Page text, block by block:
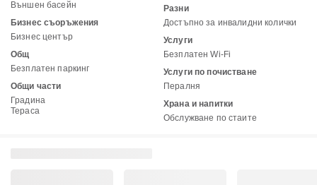
Външен басейн
Бизнес съоръжения
Бизнес център
Общ
Безплатен паркинг
Общи части
Градина
Тераса
Разни
Достъпно за инвалидни колички
Услуги
Безплатен Wi-Fi
Услуги по почистване
Пералня
Храна и напитки
Обслужване по стаите